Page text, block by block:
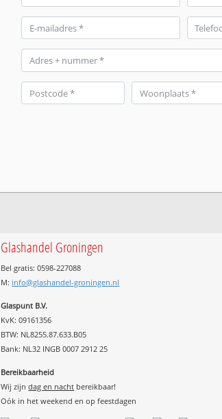
Glashandel Groningen
Bel gratis: 0598-227088
M: info@glashandel-groningen.nl
Glaspunt B.V.
KvK: 09161356
BTW: NL8255.87.633.B05
Bank: NL32 INGB 0007 2912 25
Bereikbaarheid
Wij zijndag en nacht bereikbaar!
Oók in het weekend en op feestdagen